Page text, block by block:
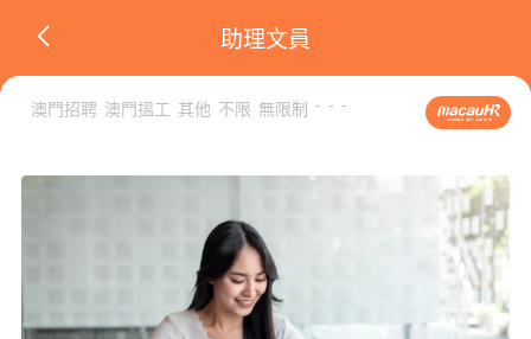
助理文員
澳門招聘 澳門搵工 其他 不限 無限制 - - -